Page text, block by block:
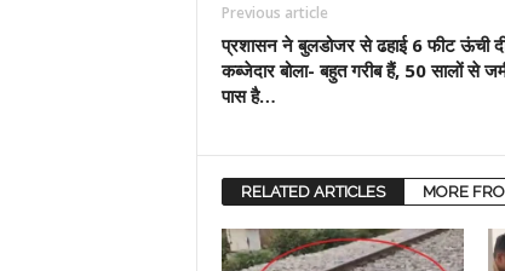
Previous article
प्रशासन ने बुलडोजर से ढहाई 6 फीट ऊंची
कब्जेदार बोला- बहुत गरीब हैं, 50 सालों से
पास है…
RELATED ARTICLES MORE